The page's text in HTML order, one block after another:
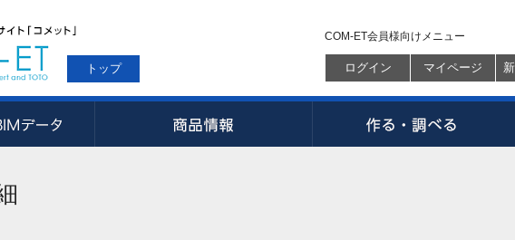
トップ
COM-ET会員様向けメニュー
ログイン マイページ